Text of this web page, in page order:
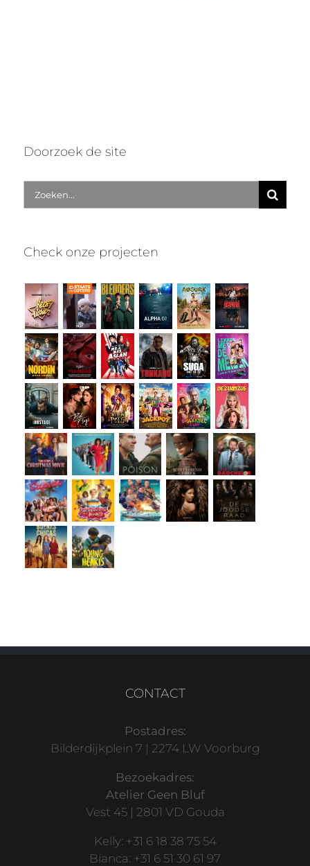
Doorzoek de site
Zoek
naar:
Check onze projecten
CONTACT
Postadres:
Bilderdijkplein 7 | 2274 LW Voorburg
Bezoekadres:
Atelier Geen Bluf
Vest 45 | 2801 VD Gouda
Kelly: +31 6 18 38 75 54
Bianca: +31 6 51 30 61 97